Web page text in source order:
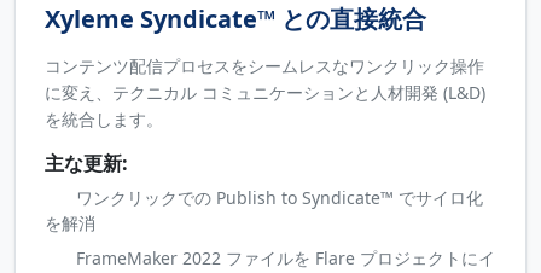
Xyleme Syndicate™ との直接統合
コンテンツ配信プロセスをシームレスなワンクリック操作
に変え、テクニカル コミュニケーションと人材開発 (L&D)
を統合します。
主な更新:
ワンクリックでの Publish to Syndicate™ でサイロ化
を解消
FrameMaker 2022 ファイルを Flare プロジェクトにイ